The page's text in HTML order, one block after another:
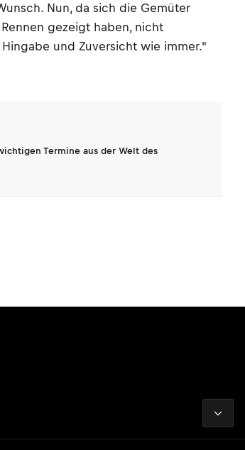
Nun, da sich die Gemüter
gezeigt haben, nicht
und Zuversicht wie immer."
Termine aus der Welt des